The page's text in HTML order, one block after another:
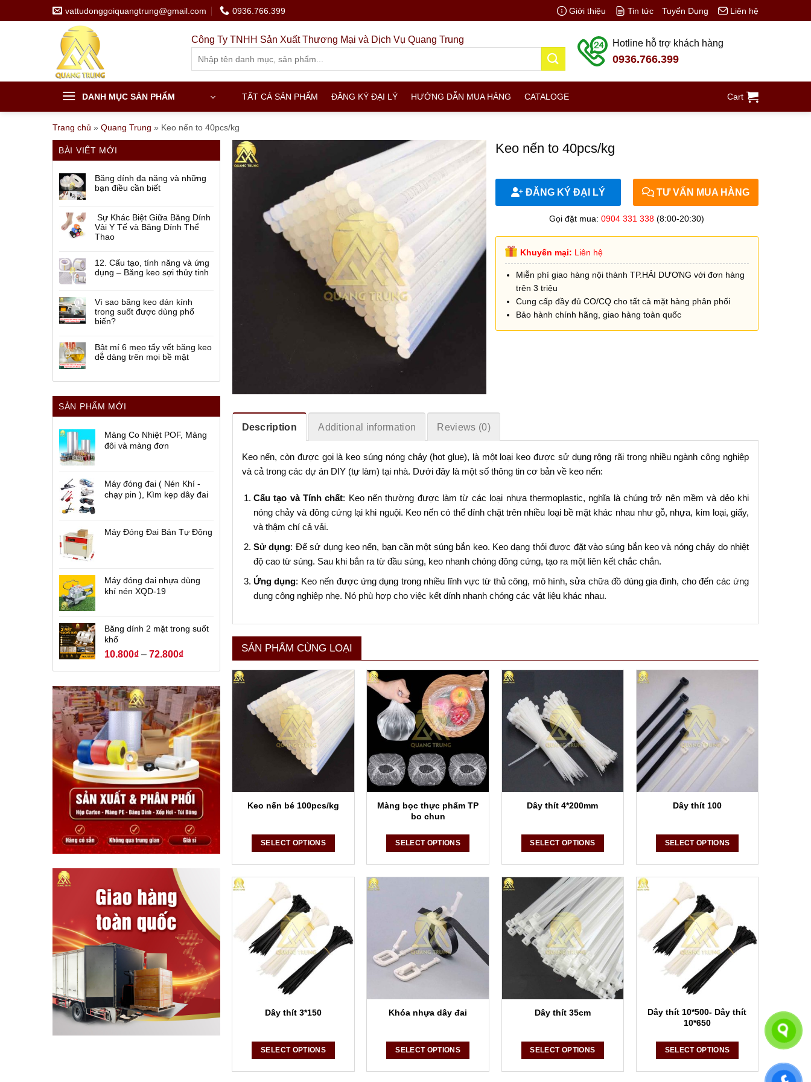
to
vattudonggoiquangtrung@gmail.com 0936.766.399 Giới thiệu Tin tức Tuyển Dụng Liên hệ
Công Ty TNHH Sản Xuất Thương Mại và Dịch Vụ Quang Trung Hotline hỗ trợ khách hàng
0936.766.399
DANH MỤC SẢN PHẨM TẤT CẢ SẢN PHẨM ĐĂNG KÝ ĐẠI LÝ HƯỚNG DẪN MUA HÀNG CATALOGE Cart
Trang chủ » Quang Trung » Keo nến to 40pcs/kg
BÀI VIẾT MỚI
Băng dính đa năng và những
bạn điều cần biết
Sự Khác Biệt Giữa Băng Dính
Vải Y Tế và Băng Dính Thể
Thao
12. Cấu tạo, tính năng và ứng
dụng – Băng keo sợi thủy tinh
Vì sao băng keo dán kính
trong suốt được dùng phổ
biến?
Bật mí 6 mẹo tẩy vết băng keo
dễ dàng trên mọi bề mặt
SẢN PHẨM MỚI
Màng Co Nhiệt POF, Màng
đôi và màng đơn
Máy đóng đai ( Nén Khí -
chạy pin ), Kìm kẹp dây đai
Máy Đóng Đai Bán Tự Động
Máy đóng đai nhựa dùng
khí nén XQD-19
Băng dính 2 mặt trong suốt
khổ
10.800₫ – 72.800₫
Keo nến to 40pcs/kg
ĐĂNG KÝ ĐẠI LÝ TƯ VẤN MUA HÀNG
Gọi đặt mua:0904 331 338 (8:00-20:30)
Khuyến mại: Liên hệ
Miễn phí giao hàng nội thành TP.HẢI DƯƠNG với đơn hàng
trên 3 triệu
Cung cấp đầy đủ CO/CQ cho tất cả mặt hàng phân phối
Bảo hành chính hãng, giao hàng toàn quốc
Description Additional information Reviews (0)
Keo nến, còn được gọi là keo súng nóng chảy (hot glue), là một loại keo được sử dụng rộng rãi trong nhiều ngành công nghiệp
và cả trong các dự án DIY (tự làm) tại nhà. Dưới đây là một số thông tin cơ bản về keo nến:
Cấu tạo và Tính chất: Keo nến thường được làm từ các loại nhựa thermoplastic, nghĩa là chúng trở nên mềm và dẻo khi
nóng chảy và đông cứng lại khi nguội. Keo nến có thể dính chặt trên nhiều loại bề mặt khác nhau như gỗ, nhựa, kim loại, giấy,
và thậm chí cả vải.
Sử dụng: Để sử dụng keo nến, bạn cần một súng bắn keo. Keo dạng thỏi được đặt vào súng bắn keo và nóng chảy do nhiệt
độ cao từ súng. Sau khi bắn ra từ đầu súng, keo nhanh chóng đông cứng, tạo ra một liên kết chắc chắn.
Ứng dụng: Keo nến được ứng dụng trong nhiều lĩnh vực từ thủ công, mô hình, sửa chữa đồ dùng gia đình, cho đến các ứng
dụng công nghiệp nhẹ. Nó phù hợp cho việc kết dính nhanh chóng các vật liệu khác nhau.
SẢN PHẨM CÙNG LOẠI
Keo nến bé 100pcs/kg
SELECT OPTIONS
Màng bọc thực phẩm TP
bo chun
SELECT OPTIONS
Dây thít 4*200mm
SELECT OPTIONS
Dây thít 100
SELECT OPTIONS
Dây thít 3*150
SELECT OPTIONS
Khóa nhựa dây đai
SELECT OPTIONS
Dây thít 35cm
SELECT OPTIONS
Dây thít 10*500- Dây thít
10*650
SELECT OPTIONS